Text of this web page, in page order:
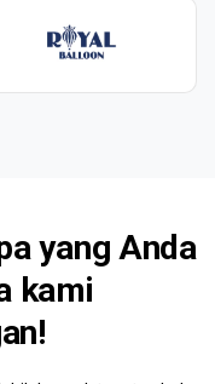
yang Anda
kami